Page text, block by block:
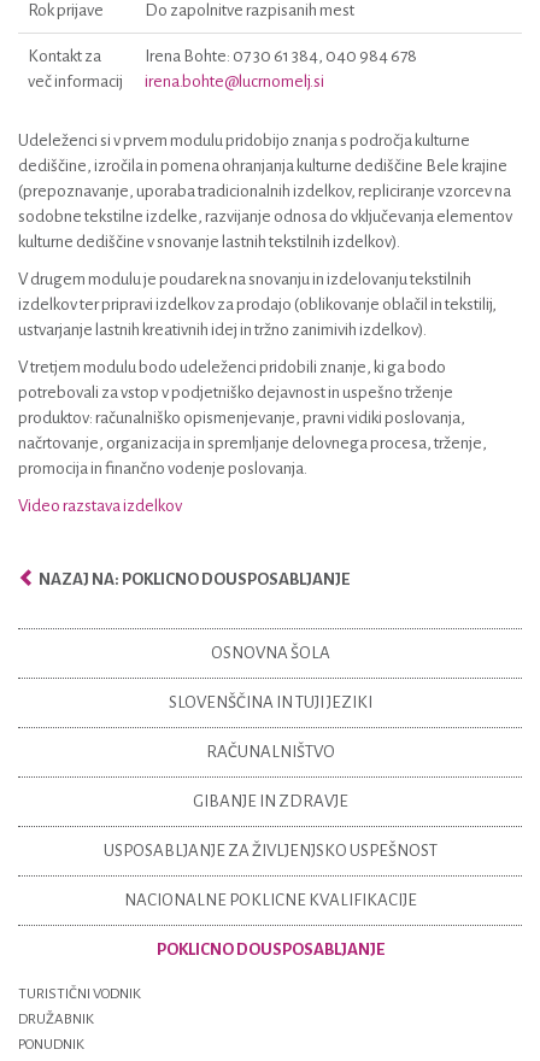
Rok prijave Do zapolnitve razpisanih mest
Kontakt za
več informacij
Irena Bohte: 07 30 61 384, 040 984 678
irena.bohte@lucrnomelj.si
Udeleženci si v prvem modulu pridobijo znanja s področja kulturne
dediščine, izročila in pomena ohranjanja kulturne dediščine Bele krajine
(prepoznavanje, uporaba tradicionalnih izdelkov, repliciranje vzorcev na
sodobne tekstilne izdelke, razvijanje odnosa do vključevanja elementov
kulturne dediščine v snovanje lastnih tekstilnih izdelkov).
V drugem modulu je poudarek na snovanju in izdelovanju tekstilnih
izdelkov ter pripravi izdelkov za prodajo (oblikovanje oblačil in tekstilij,
ustvarjanje lastnih kreativnih idej in tržno zanimivih izdelkov).
V tretjem modulu bodo udeleženci pridobili znanje, ki ga bodo
potrebovali za vstop v podjetniško dejavnost in uspešno trženje
produktov: računalniško opismenjevanje, pravni vidiki poslovanja,
načrtovanje, organizacija in spremljanje delovnega procesa, trženje,
promocija in finančno vodenje poslovanja.
Video razstava izdelkov
NAZAJ NA: POKLICNO DOUSPOSABLJANJE
OSNOVNA ŠOLA
SLOVENŠČINA IN TUJI JEZIKI
RAČUNALNIŠTVO
GIBANJE IN ZDRAVJE
USPOSABLJANJE ZA ŽIVLJENJSKO USPEŠNOST
NACIONALNE POKLICNE KVALIFIKACIJE
POKLICNO DOUSPOSABLJANJE
TURISTIČNI VODNIK
DRUŽABNIK
PONUDNIK